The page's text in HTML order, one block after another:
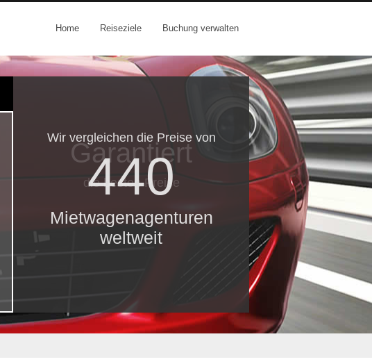
Home Reiseziele Buchung verwalten
Wir vergleichen die Preise von
440
Mietwagenagenturen
weltweit
Garantiert
die besten Preise